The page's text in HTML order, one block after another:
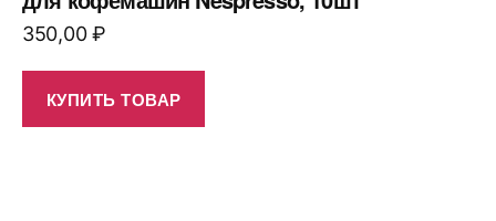
350,00₽
КУПИТЬ ТОВАР